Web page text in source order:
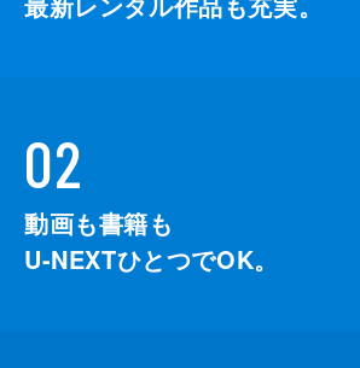
02
動画も書籍も
U-NEXTひとつでOK。